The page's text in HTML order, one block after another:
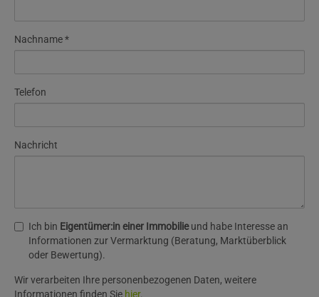
Nachname
Telefon
Nachricht
Ich bin Eigentümer:in einer Immobilieund habe Interesse an
Informationen zur Vermarktung (Beratung, Marktüberblick
oder Bewertung).
Wir verarbeiten Ihre personenbezogenen Daten, weitere
Informationen finden Sie hier.